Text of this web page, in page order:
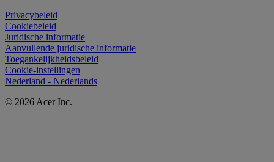
Privacybeleid
Cookiebeleid
Juridische informatie
Aanvullende juridische informatie
Toegankelijkheidsbeleid
Cookie-instellingen
Nederland - Nederlands
© 2026 Acer Inc.